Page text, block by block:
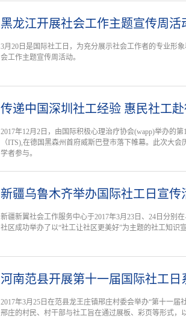
黑龙江开展社会工作主题宣传周活
3月20日是国际社工日，为充分展示社会工作者的专业形
会工作主题宣传周活动。
传递中国深圳社工经验 惠民社工
2017年12月2日，由国际积极心理治疗协会(wapp)举办的
（ITS),在德国黑森州首府威斯巴登市落下帷幕。此次大
学者参与。
新疆乌鲁木齐举办国际社工日宣传
新疆新翼社会工作服务中心于2017年3月23日、24日分别
社区成功举办了以“社工让社区更美好”为主题的社工知识
河南范县开展第十一届国际社工日
2017年3月25日在范县龙王庄镇郉庄村委会举办“第十一
郉庄的村民、村干部与社工旨在通过展板、彩页等形式，